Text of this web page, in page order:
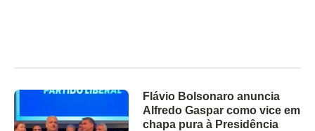
Flávio Bolsonaro anuncia
Alfredo Gaspar como vice em
chapa pura à Presidência